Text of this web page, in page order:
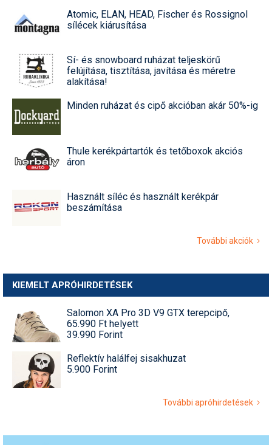
Atomic, ELAN, HEAD, Fischer és Rossignol
sílécek kiárusítása
Sí- és snowboard ruházat teljeskörű
felújítása, tisztítása, javítása és méretre
alakítása!
Minden ruházat és cipő akcióban akár 50%-ig
Thule kerékpártartók és tetőboxok akciós
áron
Használt síléc és használt kerékpár
beszámítása
További akciók
KIEMELT APRÓHIRDETÉSEK
Salomon XA Pro 3D V9 GTX terepcipő,
65.990 Ft helyett
39.990 Forint
Reflektív halálfej sisakhuzat
5.900 Forint
További apróhirdetések